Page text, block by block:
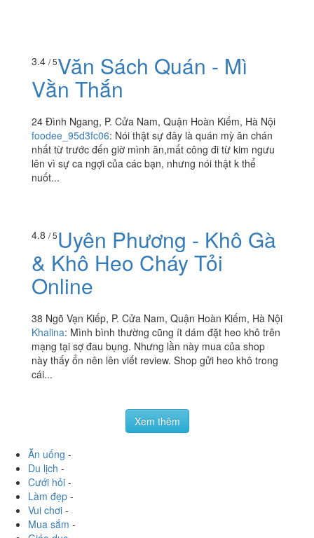
3.4 / 5Văn Sách Quán - Mì
Vằn Thắn
24 Đình Ngang, P. Cửa Nam, Quận Hoàn Kiếm, Hà Nội
foodee_95d3fc06: Nói thật sự đây là quán mỳ ăn chán
nhất từ trước đến giờ mình ăn,mất công đi từ kim ngưu
lên vì sự ca ngợi của các bạn, nhưng nói thật k thể
nuốt...
4.8 / 5Uyên Phương - Khô Gà
& Khô Heo Cháy Tỏi
Online
38 Ngõ Vạn Kiếp, P. Cửa Nam, Quận Hoàn Kiếm, Hà Nội
Khalina: Mình bình thường cũng ít dám đặt heo khô trên
mạng tại sợ đau bụng. Nhưng lần này mua của shop
này thấy ổn nên lên viết review. Shop gửi heo khô trong
cái...
Xem thêm
Ăn uống -
Du lịch -
Cưới hỏi -
Làm đẹp -
Vui chơi -
Mua sắm -